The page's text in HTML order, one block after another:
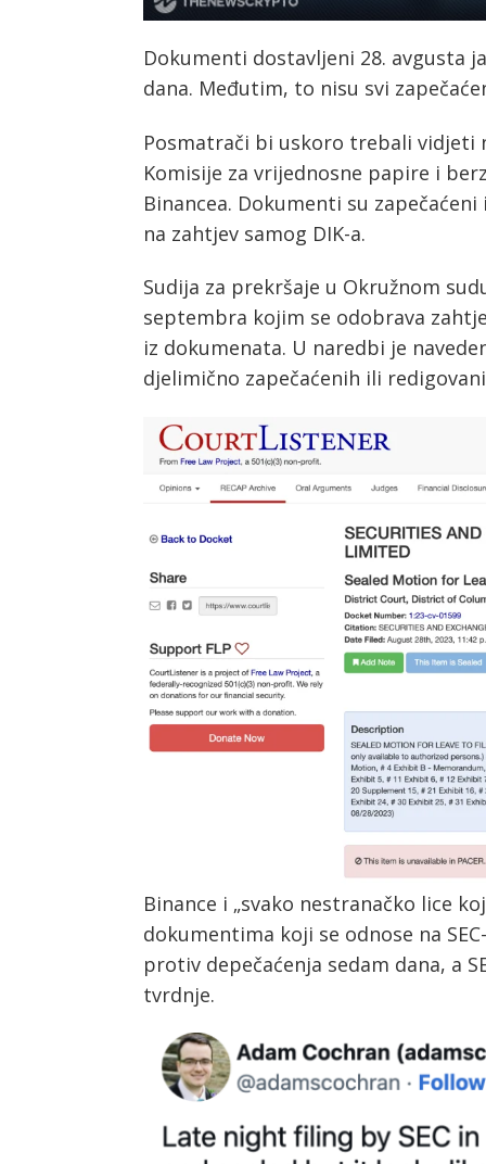
Dokumenti dostavljeni 28. avgusta
dana. Međutim, to nisu svi
Posmatrači bi uskoro trebali vidjeti
Komisije za vrijednosne papire i
Binancea. Dokumenti su
na zahtjev samog DIK-a.
Sudija za prekršaje u Okružnom
septembra kojim se odobrava
iz dokumenata. U naredbi je
djelimično zapečaćenih ili
Binance i „svako nestranačko lice
dokumentima koji se odnose na
protiv depečaćenja sedam dana, a
tvrdnje.